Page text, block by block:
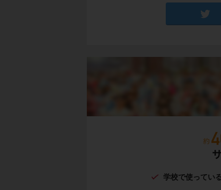
学校で使ってい